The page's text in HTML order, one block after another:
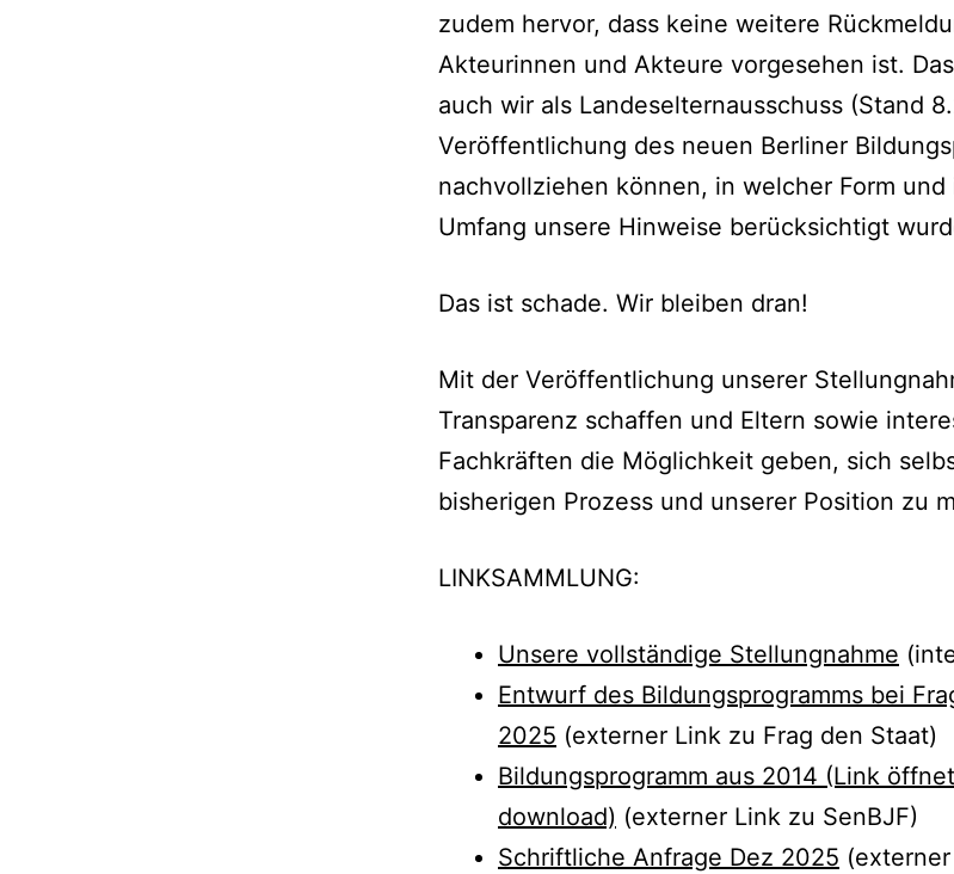
zudem hervor, dass keine weitere
Akteurinnen und Akteure vorgesehen ist.
auch wir als Landeselternausschuss (Stand
Veröffentlichung des neuen Berliner
nachvollziehen können, in welcher Form und
Umfang unsere Hinweise berücksichtigt
Das ist schade. Wir bleiben dran!
Mit der Veröffentlichung unserer
Transparenz schaffen und Eltern sowie
Fachkräften die Möglichkeit geben, sich
bisherigen Prozess und unserer Position zu
LINKSAMMLUNG:
Unsere vollständige Stellungnahme
Entwurf des Bildungsprogramms bei
2025 (externer Link zu Frag den Staat)
Bildungsprogramm aus 2014 (Link öffnet
download) (externer Link zu SenBJF)
Schriftliche Anfrage Dez 2025